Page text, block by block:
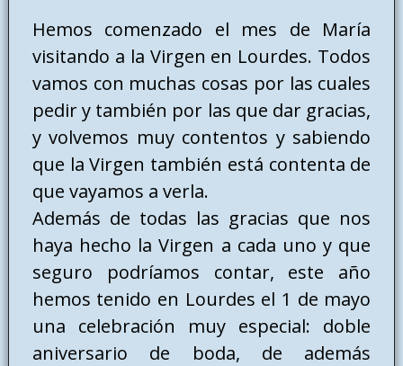
Hemos comenzado el mes de María
visitando a la Virgen en Lourdes. Todos
vamos con muchas cosas por las cuales
pedir y también por las que dar gracias,
y volvemos muy contentos y sabiendo
que la Virgen también está contenta de
que vayamos a verla.
Además de todas las gracias que nos
haya hecho la Virgen a cada uno y que
seguro podríamos contar, este año
hemos tenido en Lourdes el 1 de mayo
una celebración muy especial: doble
aniversario de boda, de además